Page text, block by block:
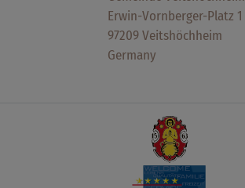
Erwin-Vornberger-Platz 1
97209 Veitshöchheim
Germany